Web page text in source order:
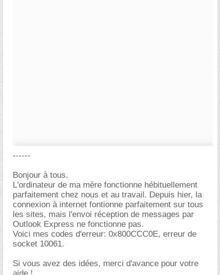
------
Bonjour à tous.
L'ordinateur de ma mère fonctionne hébituellement
parfaitement chez nous et au travail. Depuis hier, la
connexion à internet fontionne parfaitement sur tous
les sites, mais l'envoi réception de messages par
Outlook Express ne fonctionne pas.
Voici mes codes d'erreur: 0x800CCC0E, erreur de
socket 10061.
Si vous avez des idées, merci d'avance pour votre